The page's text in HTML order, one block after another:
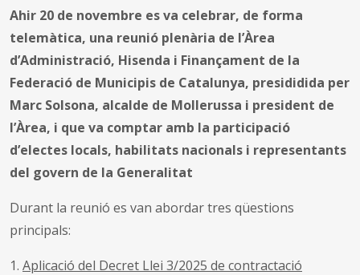
Ahir 20 de novembre es va celebrar, de forma
telemàtica, una reunió plenària de l’Àrea
d’Administració, Hisenda i Finançament de la
Federació de Municipis de Catalunya, presididida per
Marc Solsona, alcalde de Mollerussa i president de
l’Àrea, i que va comptar amb la participació
d’electes locals, habilitats nacionals i representants
del govern de la Generalitat
Durant la reunió es van abordar tres qüestions
principals:
1. Aplicació del Decret Llei 3/2025 de contractació